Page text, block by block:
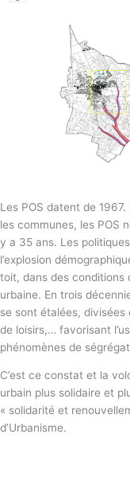
Les POS datent de
les communes, les POS
y a 35 ans. Les
l’explosion
toit, dans des conditions
urbaine. En trois
se sont étalées,
de loisirs,… favorisant
phénomènes de
C’est ce constat et la
urbain plus solidaire et
« solidarité et
d’Urbanisme.